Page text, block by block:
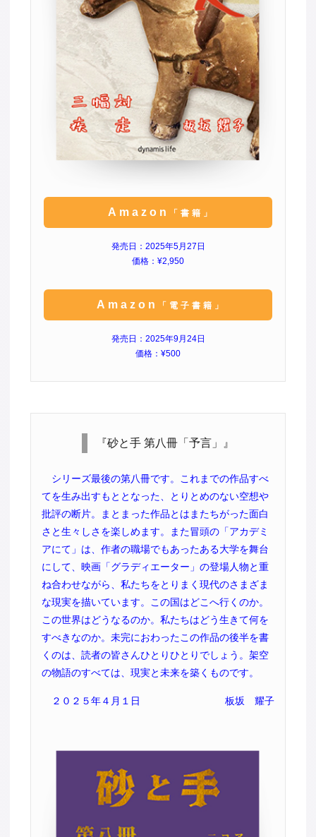
Amazon 「書籍」
発売日：2025年5月27日
価格：¥2,950
Amazon 「電子書籍」
発売日：2025年9月24日
価格：¥500
『砂と手 第八冊「予言」』
シリーズ最後の第八冊です。これまでの作品すべ
てを生み出すもととなった、とりとめのない空想や
批評の断片。まとまった作品とはまたちがった面白
さと生々しさを楽しめます。また冒頭の「アカデミ
アにて」は、作者の職場でもあったある大学を舞台
にして、映画「グラディエーター」の登場人物と重
ね合わせながら、私たちをとりまく現代のさまざま
な現実を描いています。この国はどこへ行くのか。
この世界はどうなるのか。私たちはどう生きて何を
すべきなのか。未完におわったこの作品の後半を書
くのは、読者の皆さんひとりひとりでしょう。架空
の物語のすべては、現実と未来を築くものです。
２０２５年４月１日 板坂 耀子